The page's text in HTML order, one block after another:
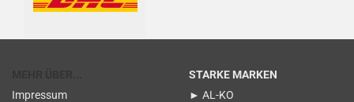
Impressum
STARKE MARKEN
► AL-KO